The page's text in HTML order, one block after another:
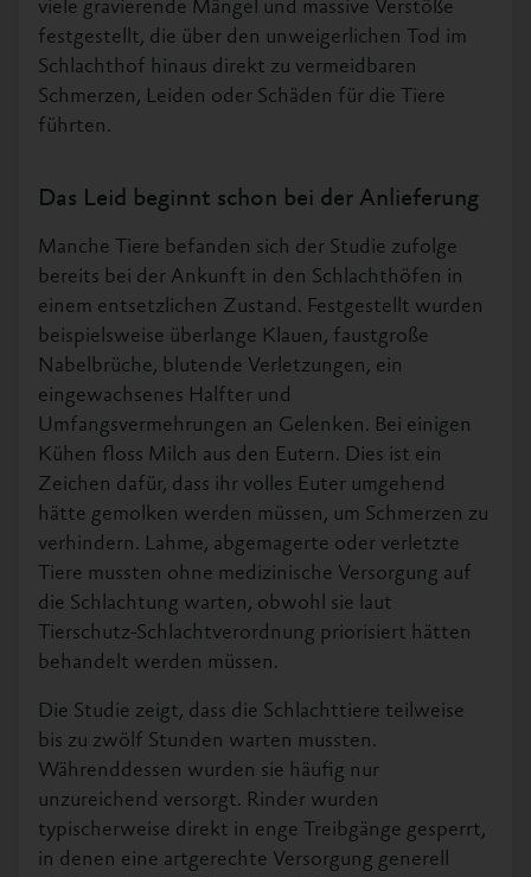
viele gravierende Mängel und massive Verstöße
festgestellt, die über den unweigerlichen Tod im
Schlachthof hinaus direkt zu vermeidbaren
Schmerzen, Leiden oder Schäden für die Tiere
führten.
Das Leid beginnt schon bei der Anlieferung
Manche Tiere befanden sich der Studie zufolge
bereits bei der Ankunft in den Schlachthöfen in
einem entsetzlichen Zustand. Festgestellt wurden
beispielsweise überlange Klauen, faustgroße
Nabelbrüche, blutende Verletzungen, ein
eingewachsenes Halfter und
Umfangsvermehrungen an Gelenken. Bei einigen
Kühen floss Milch aus den Eutern. Dies ist ein
Zeichen dafür, dass ihr volles Euter umgehend
hätte gemolken werden müssen, um Schmerzen zu
verhindern. Lahme, abgemagerte oder verletzte
Tiere mussten ohne medizinische Versorgung auf
die Schlachtung warten, obwohl sie laut
Tierschutz-Schlachtverordnung priorisiert hätten
behandelt werden müssen.
Die Studie zeigt, dass die Schlachttiere teilweise
bis zu zwölf Stunden warten mussten.
Währenddessen wurden sie häufig nur
unzureichend versorgt. Rinder wurden
typischerweise direkt in enge Treibgänge gesperrt,
in denen eine artgerechte Versorgung generell